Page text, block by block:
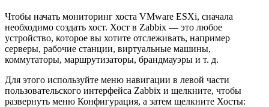
Чтобы начать мониторинг хоста VMware ESXi, сначала
необходимо создать хост. Хост в Zabbix — это любое
устройство, которое вы хотите отслеживать, например
серверы, рабочие станции, виртуальные машины,
коммутаторы, маршрутизаторы, брандмауэры и т. д.
Для этого используйте меню навигации в левой части
пользовательского интерфейса Zabbix и щелкните, чтобы
развернуть меню Конфигурация, а затем щелкните Хосты: